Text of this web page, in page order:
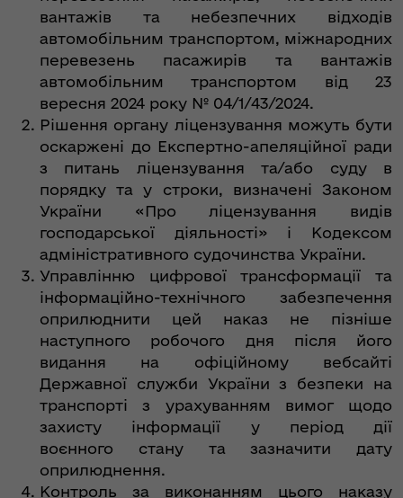
вантажів та небезпечних відходів
автомобільним транспортом, міжнародних
перевезень пасажирів та вантажів
автомобільним транспортом від 23
вересня 2024 року № 04/1/43/2024.
Рішення органу ліцензування можуть бути
оскаржені до Експертно-апеляційної ради
з питань ліцензування та/або суду в
порядку та у строки, визначені Законом
України «Про ліцензування видів
господарської діяльності» і Кодексом
адміністративного судочинства України.
Управлінню цифрової трансформації та
інформаційно-технічного забезпечення
оприлюднити цей наказ не пізніше
наступного робочого дня після його
видання на офіційному вебсайті
Державної служби України з безпеки на
транспорті з урахуванням вимог щодо
захисту інформації у період дії
воєнного стану та зазначити дату
оприлюднення.
Контроль за виконанням цього наказу